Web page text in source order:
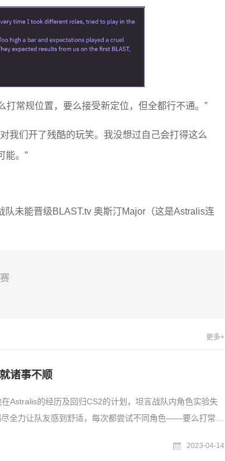
常规位置，要么接受新定位，但全都行不通。”
我们开了残酷的玩笑。我没想过自己会打得这么
能。”
未能晋级BLAST.tv 奥斯汀Major（这是Astralis连
更多+
诸事不顺
Astralis的经历及回归CS2的计划，坦言战队内角色实验失
全力让队友感到舒适，每次都尝试不同角色——要么打常规
2023-04-14